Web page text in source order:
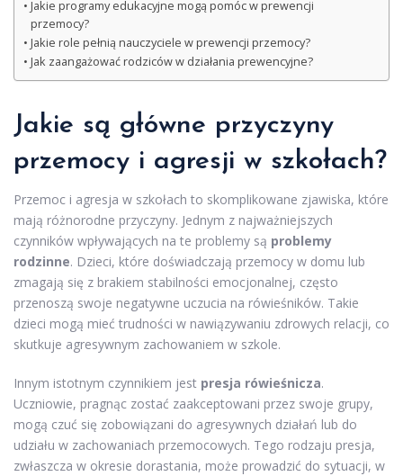
Jakie programy edukacyjne mogą pomóc w prewencji
przemocy?
Jakie role pełnią nauczyciele w prewencji przemocy?
Jak zaangażować rodziców w działania prewencyjne?
Jakie są główne przyczyny
przemocy i agresji w szkołach?
Przemoc i agresja w szkołach to skomplikowane zjawiska, które
mają różnorodne przyczyny. Jednym z najważniejszych
czynników wpływających na te problemy są problemy
rodzinne. Dzieci, które doświadczają przemocy w domu lub
zmagają się z brakiem stabilności emocjonalnej, często
przenoszą swoje negatywne uczucia na rówieśników. Takie
dzieci mogą mieć trudności w nawiązywaniu zdrowych relacji, co
skutkuje agresywnym zachowaniem w szkole.
Innym istotnym czynnikiem jest presja rówieśnicza.
Uczniowie, pragnąc zostać zaakceptowani przez swoje grupy,
mogą czuć się zobowiązani do agresywnych działań lub do
udziału w zachowaniach przemocowych. Tego rodzaju presja,
zwłaszcza w okresie dorastania, może prowadzić do sytuacji, w